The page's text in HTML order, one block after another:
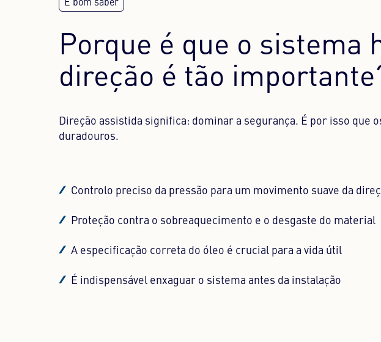
Porque é que o sistema
direção é tão
Direção assistida significa: dominar a segurança. É por isso que
duradouros.
Controlo preciso da pressão para um movimento suave da
Proteção contra o sobreaquecimento e o desgaste do material
A especificação correta do óleo é crucial para a vida útil
É indispensável enxaguar o sistema antes da instalação